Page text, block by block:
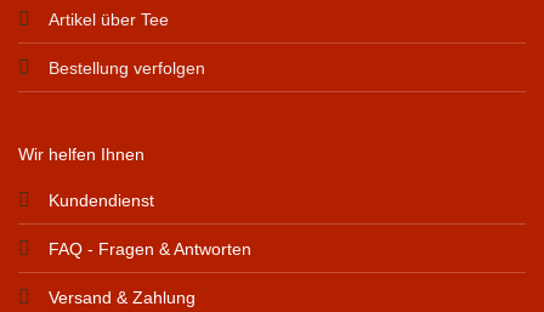
Artikel über Tee
Bestellung verfolgen
Wir helfen Ihnen
Kundendienst
FAQ - Fragen & Antworten
Versand & Zahlung